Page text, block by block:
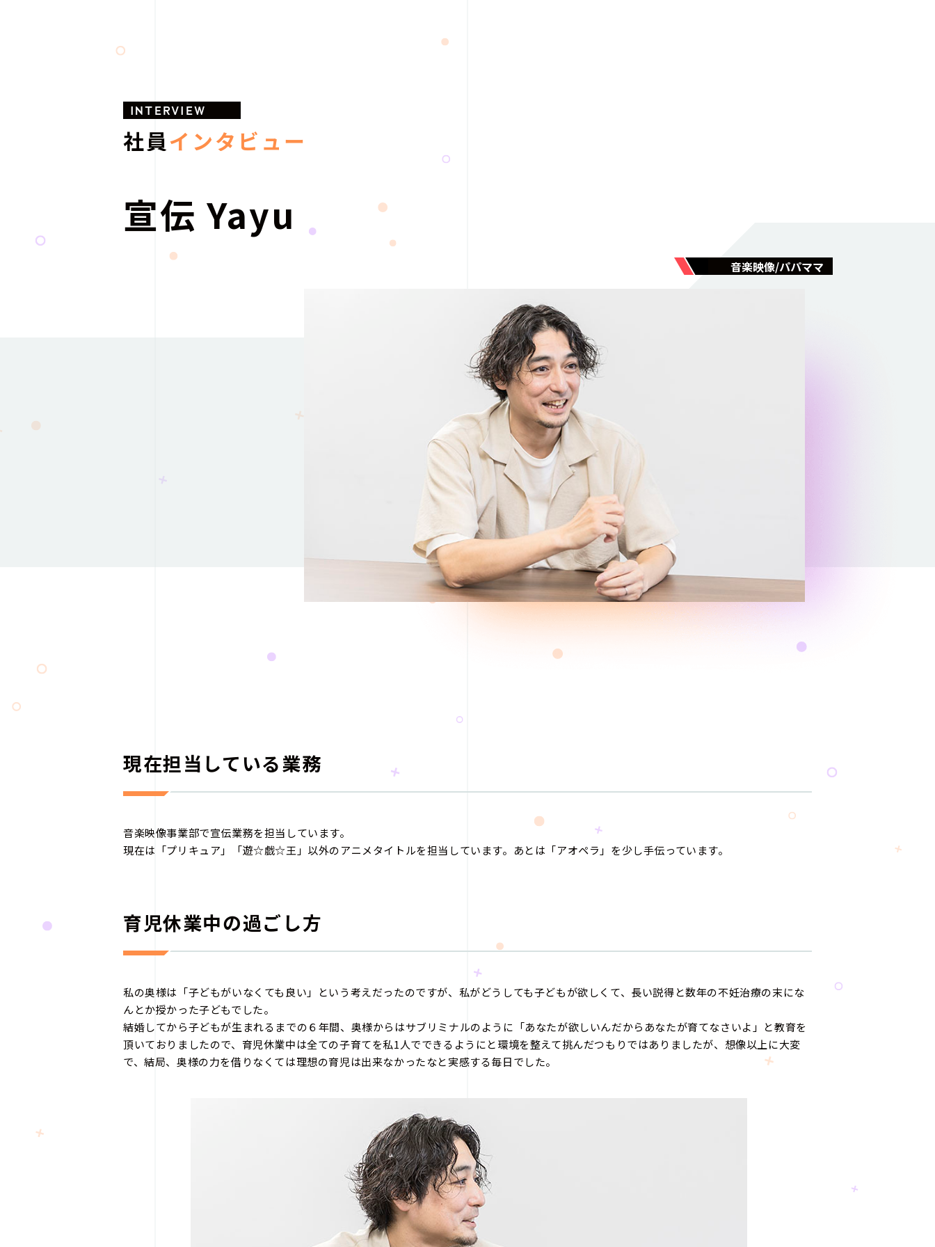
INTERVIEW
社員インタビュー
宣伝 Yayu
音楽映像/パパママ
現在担当している業務
音楽映像事業部で宣伝業務を担当しています。
現在は「プリキュア」「遊☆戯☆王」以外のアニメタイトルを担当しています。あとは「アオペラ」を少し手伝っています。
育児休業中の過ごし方
私の奥様は「子どもがいなくても良い」という考えだったのですが、私がどうしても子どもが欲しくて、長い説得と数年の不妊治療の末にな
んとか授かった子どもでした。
結婚してから子どもが生まれるまでの６年間、奥様からはサブリミナルのように「あなたが欲しいんだからあなたが育てなさいよ」と教育を
頂いておりましたので、育児休業中は全ての子育てを私1人でできるようにと環境を整えて挑んだつもりではありましたが、想像以上に大変
で、結局、奥様の力を借りなくては理想の育児は出来なかったなと実感する毎日でした。